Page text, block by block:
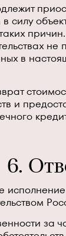
силу
в
и
6.
за